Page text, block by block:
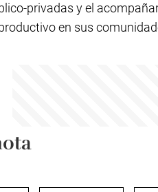
privadas y el
en sus